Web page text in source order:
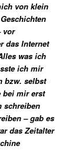
von klein
vor
das Internet
was ich
ich mir
bzw. selbst
bei mir erst
schreiben
– gab es
das Zeitalter